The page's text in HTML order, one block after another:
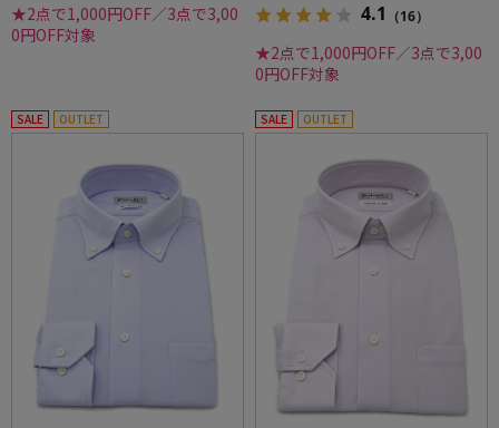
★2点で1,000円OFF／3点で3,00
0円OFF対象
4.1 （16）
★2点で1,000円OFF／3点で3,00
0円OFF対象
SALE OUTLET SALE OUTLET